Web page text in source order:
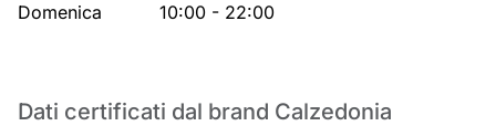
Domenica
10:00 - 22:00
Dati certificati dal brand Calzedonia